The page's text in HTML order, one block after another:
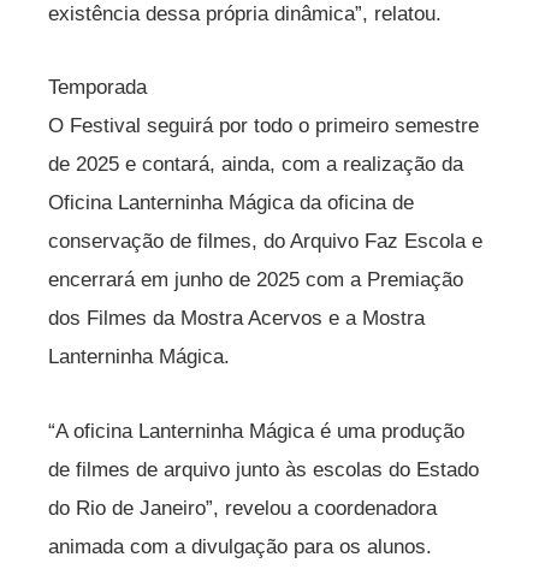
existência dessa própria dinâmica”, relatou.
Temporada
O Festival seguirá por todo o primeiro semestre
de 2025 e contará, ainda, com a realização da
Oficina Lanterninha Mágica da oficina de
conservação de filmes, do Arquivo Faz Escola e
encerrará em junho de 2025 com a Premiação
dos Filmes da Mostra Acervos e a Mostra
Lanterninha Mágica.
“A oficina Lanterninha Mágica é uma produção
de filmes de arquivo junto às escolas do Estado
do Rio de Janeiro”, revelou a coordenadora
animada com a divulgação para os alunos.